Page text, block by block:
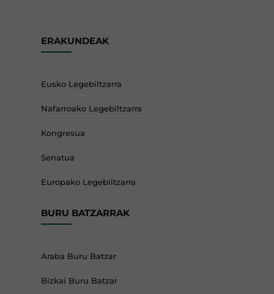
ERAKUNDEAK
Eusko Legebiltzarra
Nafarroako Legebiltzarra
Kongresua
Senatua
Europako Legebiltzarra
BURU BATZARRAK
Araba Buru Batzar
Bizkai Buru Batzar